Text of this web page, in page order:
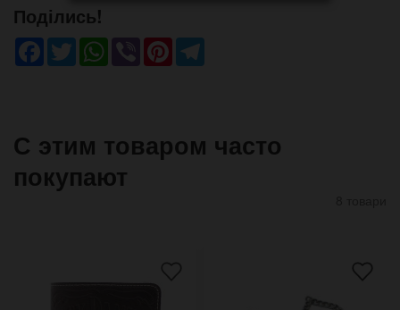
Поділись!
Facebook
TwitterWhatsApp
ViberPinterest
С этим товаром часто
покупают